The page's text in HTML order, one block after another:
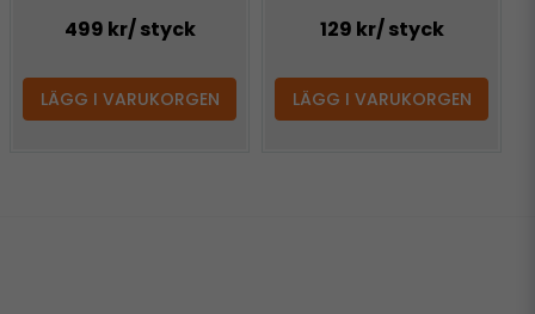
499 kr/ styck
LÄGG I VARUKORGEN
129 kr/ styck
LÄGG I VARUKORGEN